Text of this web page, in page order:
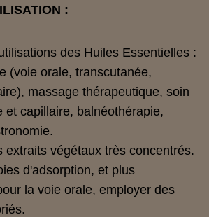
:
des Huiles Essentielles :
(voie orale, transcutanée,
massage thérapeutique, soin
et capillaire, balnéothérapie,
extraits végétaux très concentrés.
d'adsorption, et plus
la voie orale, employer des